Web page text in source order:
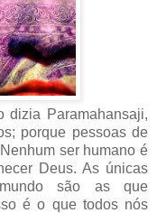
dizia Paramahansaji,
porque pessoas de
ser humano é
Deus. As únicas
mundo são as que
é o que todos nós